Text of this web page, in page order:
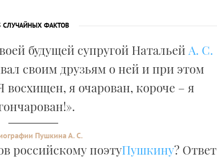
СЛУЧАЙНЫХ ФАКТОВ
будущей супругой Натальей А. С.
своим друзьям о ней и при этом
я очарован, короче – я
Пушкина А. С.
российскому поэтуПушкину? Ответ